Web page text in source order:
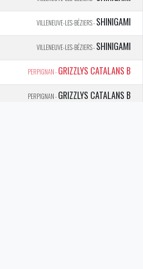
VILLENEUVE-LES-BÉZIERS - SHINIGAMI
VILLENEUVE-LES-BÉZIERS - SHINIGAMI
PERPIGNAN - GRIZZLYS CATALANS B
PERPIGNAN - GRIZZLYS CATALANS B